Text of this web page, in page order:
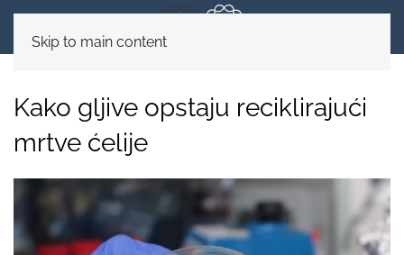
Skip to main content
Kako gljive opstaju reciklirajući
mrtve ćelije